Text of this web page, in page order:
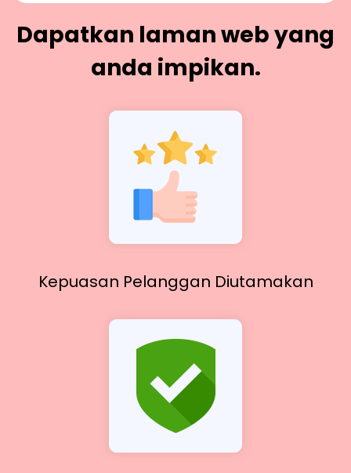
Dapatkan laman web yang
anda impikan.
Kepuasan Pelanggan Diutamakan